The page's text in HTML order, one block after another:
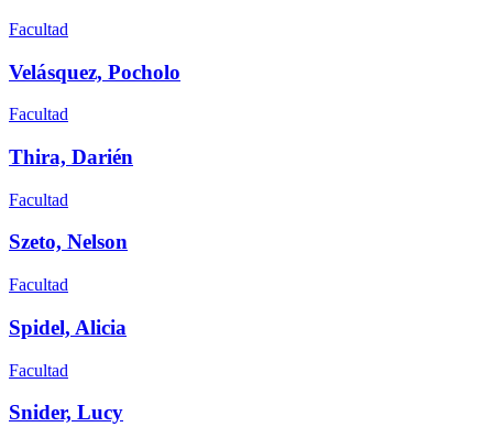
Facultad
Velásquez, Pocholo
Facultad
Thira, Darién
Facultad
Szeto, Nelson
Facultad
Spidel, Alicia
Facultad
Snider, Lucy